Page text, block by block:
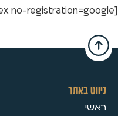
[trustindex no-registration=google]
ניווט באתר
ראשי